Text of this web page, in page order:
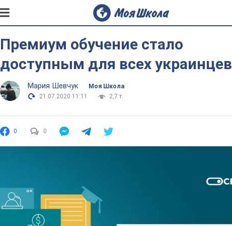
Премиум обучение стало
доступным для всех украинцев
Мария Шевчук
Моя Школа
21.07.2020 11:11
2,7 т.
0 0